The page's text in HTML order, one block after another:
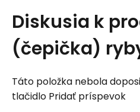
Diskusia k
(čepička)
Táto položka nebola
tlačidlo Pridať príspevok